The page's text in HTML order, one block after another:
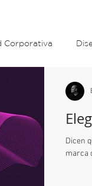
Corporativa
Nissan
del color
Dicen